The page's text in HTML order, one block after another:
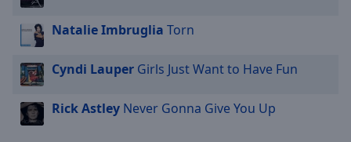
Natalie Imbruglia Torn
Cyndi Lauper Girls Just Want to Have Fun
Rick Astley Never Gonna Give You Up